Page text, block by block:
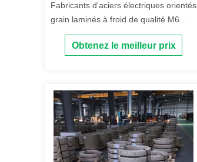
Fabricants d'aciers électriques orientés
grain laminés à froid de qualité M6
pour transformateur robot
Obtenez le meilleur prix